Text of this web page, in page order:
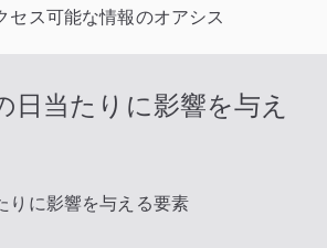
セス可能な情報のオアシス
日当たりに影響を与え
りに影響を与える要素